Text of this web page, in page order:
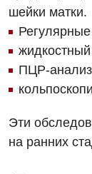
Неврология
Ортопедия и
Проктология
шейки матки.
ПЦР-
Эти
на ранних